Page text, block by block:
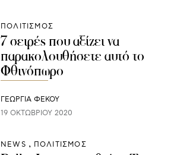
ΠΟΛΙΤΙΣΜΟΣ
7 σειρές που αξίζει να
παρακολουθήσετε αυτό το
Φθινόπωρο
ΓΕΩΡΓΙΑ ΦΕΚΟΥ
19 ΟΚΤΩΒΡΊΟΥ 2020
NEWS ΠΟΛΙΤΙΣΜΟΣ